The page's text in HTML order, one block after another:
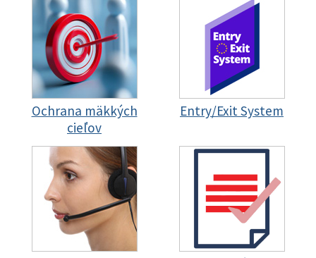
Ochrana mäkkých
cieľov
Entry/Exit System